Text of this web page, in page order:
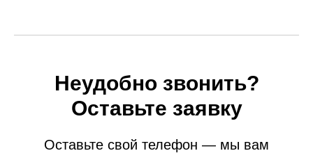
Неудобно звонить?
Оставьте заявку
Оставьте свой телефон — мы вам